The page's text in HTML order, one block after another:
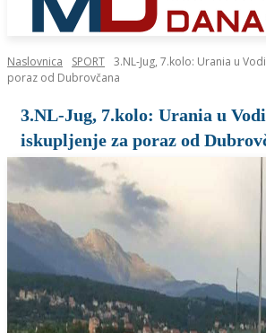
Naslovnica SPORT 3.NL-Jug, 7.kolo: Urania u
poraz od Dubrovčana
3.NL-Jug, 7.kolo: Urania u
iskupljenje za poraz od